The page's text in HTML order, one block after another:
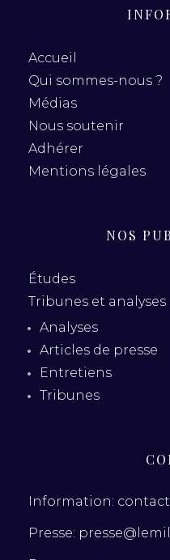
Accueil
Qui sommes-nous ?
Médias
Nous soutenir
Adhérer
Mentions légales
NOS
Études
Tribunes et analyses
Analyses
Articles de presse
Entretiens
Tribunes
Information:
Presse: